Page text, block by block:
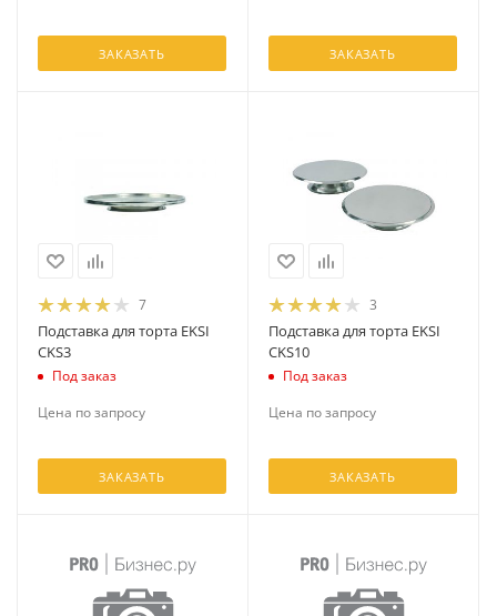
ЗАКАЗАТЬ ЗАКАЗАТЬ
7
Подставка для торта EKSI
CKS3
Под заказ
Цена по запросу
ЗАКАЗАТЬ
3
Подставка для торта EKSI
CKS10
Под заказ
Цена по запросу
ЗАКАЗАТЬ